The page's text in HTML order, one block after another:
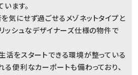
ます。
気にせず過ごせるメゾネットタイプと
ッシュなデザイナーズ仕様の物件で
活をスタートできる環境が整っている
便利なカーポートも備わっており、